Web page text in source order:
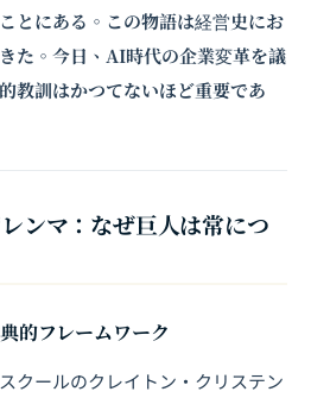
とにある。この物語は経営史にお
た。今日、AI時代の企業変革を議
教訓はかつてないほど重要であ
ンマ：なぜ巨人は常につ
的フレームワーク
クールのクレイトン・クリステン